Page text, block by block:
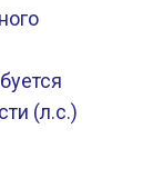
(л.с.)